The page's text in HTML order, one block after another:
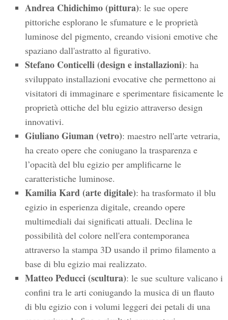
Andrea Chidichimo (pittura): le sue opere
pittoriche esplorano le sfumature e le proprietà
luminose del pigmento, creando visioni emotive che
spaziano dall'astratto al figurativo.
Stefano Conticelli (design e installazioni): ha
sviluppato installazioni evocative che permettono ai
visitatori di immaginare e sperimentare fisicamente le
proprietà ottiche del blu egizio attraverso design
innovativi.
Giuliano Giuman (vetro): maestro nell'arte vetraria,
ha creato opere che coniugano la trasparenza e
l’opacità del blu egizio per amplificarne le
caratteristiche luminose.
Kamilia Kard (arte digitale): ha trasformato il blu
egizio in esperienza digitale, creando opere
multimediali dai significati attuali. Declina le
possibilità del colore nell'era contemporanea
attraverso la stampa 3D usando il primo filamento a
base di blu egizio mai realizzato.
Matteo Peducci (scultura): le sue sculture valicano i
confini tra le arti coniugando la musica di un flauto
di blu egizio con i volumi leggeri dei petali di una